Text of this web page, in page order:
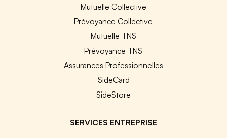
Mutuelle Collective
Prévoyance Collective
Mutuelle TNS
Prévoyance TNS
Assurances Professionnelles
SideCard
SideStore
SERVICES ENTREPRISE